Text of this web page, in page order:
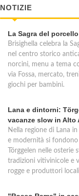
NOTIZIE
La Sagra del porcello
Brisighella celebra la
nel centro storico
norcini, menu a tema
via Fossa, mercato,
giochi per bambini.
Lana e dintorni:
vacanze slow in Alto
Nella regione di Lana
e modernità si
Törggelen nelle
tradizioni vitivinicole e
rogge e produttori